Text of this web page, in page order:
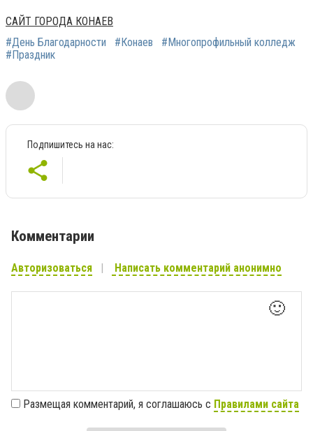
САЙТ ГОРОДА КОНАЕВ
#День Благодарности
#Конаев
#Многопрофильный колледж
#Праздник
Подпишитесь на нас:
Комментарии
Авторизоваться Написать комментарий анонимно
🙂
Размещая комментарий, я соглашаюсь с Правилами сайта